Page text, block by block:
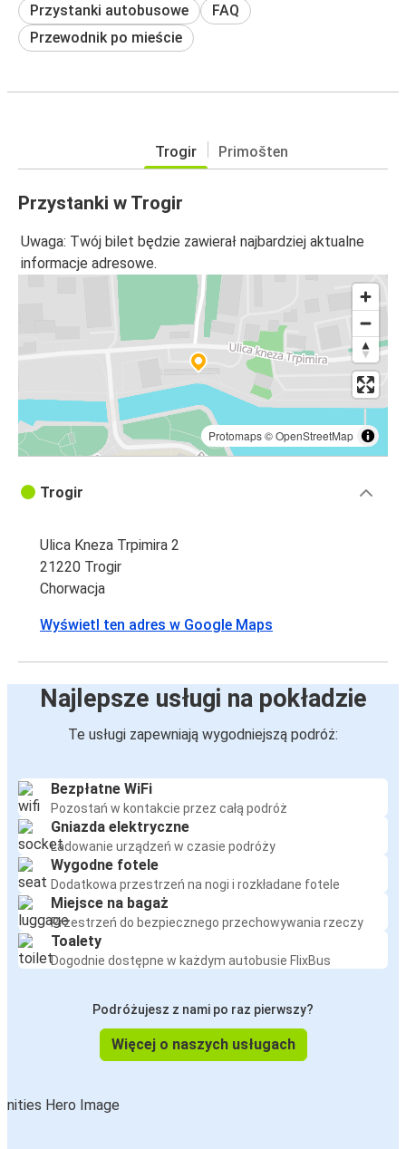
Przystanki autobusowe
FAQ
Przewodnik po mieście
Trogir Primošten
Przystanki w Trogir
Uwaga: Twój bilet będzie zawierał najbardziej aktualne
informacje adresowe.
Protomaps©OpenStreetMap
Trogir
Ulica Kneza Trpimira 2
21220 Trogir
Chorwacja
Wyświetl ten adres w Google Maps
Najlepsze usługi na pokładzie
Te usługi zapewniają wygodniejszą podróż:
Bezpłatne WiFi
Pozostań w kontakcie przez całą podróż
Gniazda elektryczne
Ładowanie urządzeń w czasie podróży
Wygodne fotele
Dodatkowa przestrzeń na nogi i rozkładane fotele
Miejsce na bagaż
Przestrzeń do bezpiecznego przechowywania rzeczy
Toalety
Dogodnie dostępne w każdym autobusie FlixBus
Podróżujesz z nami po raz pierwszy?
Więcej o naszych usługach